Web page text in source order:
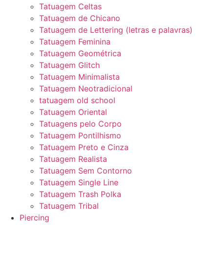
Tatuagem Celtas
Tatuagem de Chicano
Tatuagem de Lettering (letras e palavras)
Tatuagem Feminina
Tatuagem Geométrica
Tatuagem Glitch
Tatuagem Minimalista
Tatuagem Neotradicional
tatuagem old school
Tatuagem Oriental
Tatuagens pelo Corpo
Tatuagem Pontilhismo
Tatuagem Preto e Cinza
Tatuagem Realista
Tatuagem Sem Contorno
Tatuagem Single Line
Tatuagem Trash Polka
Tatuagem Tribal
Piercing